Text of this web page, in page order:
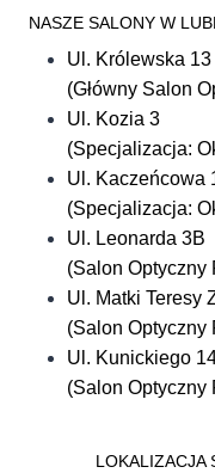
NASZE SALONY W
Ul. Królewska 13
(Główny Salon
Ul. Kozia 3
(Specjalizacja:
Ul. Kaczeńcowa
(Specjalizacja:
Ul. Leonarda 3B
(Salon Optyczny
Ul. Matki Teresy
(Salon Optyczny
Ul. Kunickiego
(Salon Optyczny
LOKALIZACJA